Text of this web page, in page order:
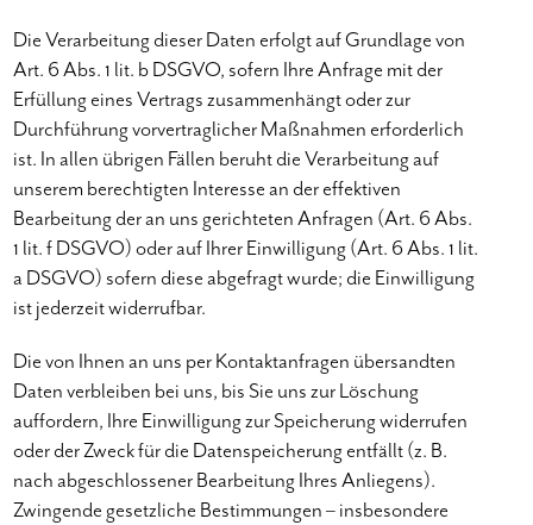
Die Verarbeitung dieser Daten erfolgt auf Grundlage von
Art. 6 Abs. 1 lit. b DSGVO, sofern Ihre Anfrage mit der
Erfüllung eines Vertrags zusammenhängt oder zur
Durchführung vorvertraglicher Maßnahmen erforderlich
ist. In allen übrigen Fällen beruht die Verarbeitung auf
unserem berechtigten Interesse an der effektiven
Bearbeitung der an uns gerichteten Anfragen (Art. 6 Abs.
1 lit. f DSGVO) oder auf Ihrer Einwilligung (Art. 6 Abs. 1 lit.
a DSGVO) sofern diese abgefragt wurde; die Einwilligung
ist jederzeit widerrufbar.
Die von Ihnen an uns per Kontaktanfragen übersandten
Daten verbleiben bei uns, bis Sie uns zur Löschung
auffordern, Ihre Einwilligung zur Speicherung widerrufen
oder der Zweck für die Datenspeicherung entfällt (z. B.
nach abgeschlossener Bearbeitung Ihres Anliegens).
Zwingende gesetzliche Bestimmungen – insbesondere